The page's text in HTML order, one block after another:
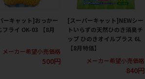
ーキャット]おっかー
フライ OK-03 【8月
メーカー希望小売価格
500円
[スーパーキャット]NEWシー
トいらずの天然ひのき消臭チ
ップ ひのきオイルプラス 6L
【8月特価】
メーカー希望小売価格
840円